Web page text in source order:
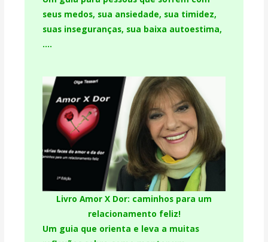
seus medos, sua ansiedade, sua timidez,
suas inseguranças, sua baixa autoestima,
….
Livro Amor X Dor: caminhos para um
relacionamento feliz!
Um guia que orienta e leva a muitas